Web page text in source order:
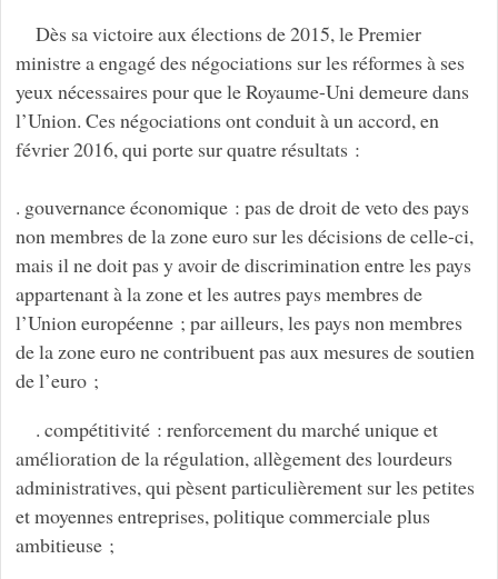
Dès sa victoire aux élections de 2015, le Premier
ministre a engagé des négociations sur les réformes à ses
yeux nécessaires pour que le Royaume-Uni demeure dans
l’Union. Ces négociations ont conduit à un accord, en
février 2016, qui porte sur quatre résultats :
. gouvernance économique : pas de droit de veto des pays
non membres de la zone euro sur les décisions de celle-ci,
mais il ne doit pas y avoir de discrimination entre les pays
appartenant à la zone et les autres pays membres de
l’Union européenne ; par ailleurs, les pays non membres
de la zone euro ne contribuent pas aux mesures de soutien
de l’euro ;
. compétitivité : renforcement du marché unique et
amélioration de la régulation, allègement des lourdeurs
administratives, qui pèsent particulièrement sur les petites
et moyennes entreprises, politique commerciale plus
ambitieuse ;